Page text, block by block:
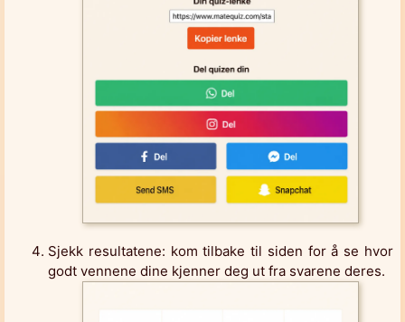
Sjekk resultatene: kom tilbake til siden for å se hvor
godt vennene dine kjenner deg ut fra svarene deres.